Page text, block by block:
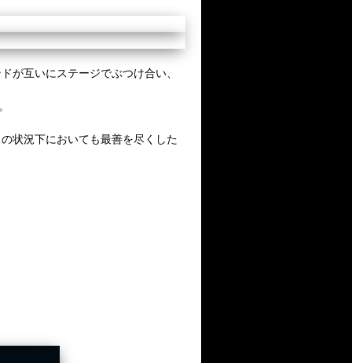
が互いにステージでぶつけ合い、
状況下においても最善を尽くした